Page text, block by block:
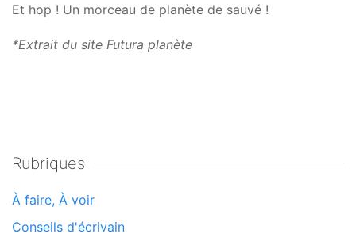
Et hop ! Un morceau de planète de sauvé !
*Extrait du site Futura planète
Rubriques
À faire, À voir
Conseils d'écrivain